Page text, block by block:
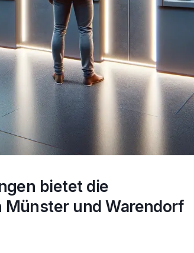
bietet die
Münster und Warendorf